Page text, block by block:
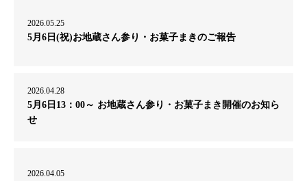
2026.05.25
5月6日(祝)お地蔵さん参り・お菓子まきのご報告
2026.04.28
5月6日13：00～ お地蔵さん参り・お菓子まき開催のお知ら
せ
2026.04.05